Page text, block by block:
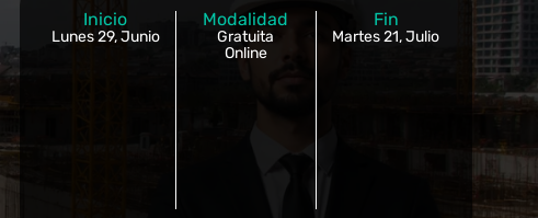
Inicio
Lunes 29, Junio
Modalidad
Gratuita
Online
Fin
Martes 21, Julio